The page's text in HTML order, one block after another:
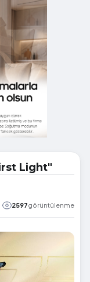
Light"
2597görüntülenme